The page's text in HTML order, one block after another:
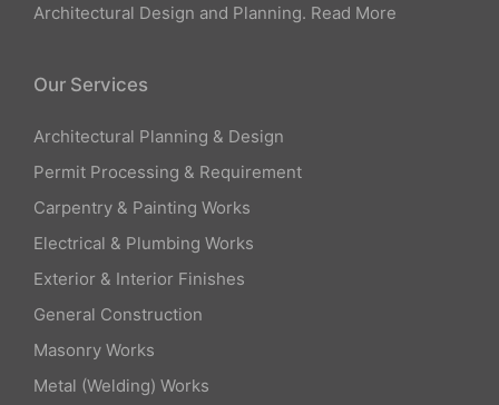
Architectural Design and Planning. Read More
Our Services
Architectural Planning & Design
Permit Processing & Requirement
Carpentry & Painting Works
Electrical & Plumbing Works
Exterior & Interior Finishes
General Construction
Masonry Works
Metal (Welding) Works